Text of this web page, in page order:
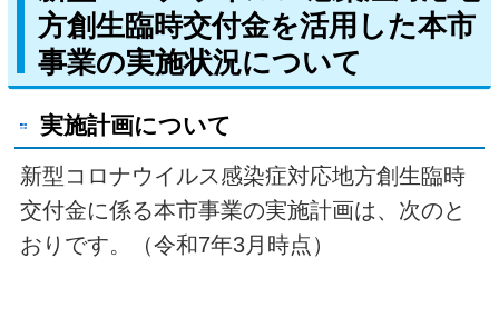
方創生臨時交付金を活用した本市
事業の実施状況について
実施計画について
新型コロナウイルス感染症対応地方創生臨時
交付金に係る本市事業の実施計画は、次のと
おりです。（令和7年3月時点）